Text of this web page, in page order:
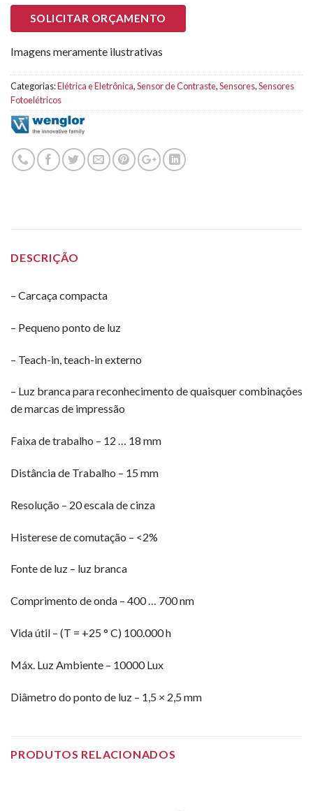
SOLICITAR ORÇAMENTO
Imagens meramente ilustrativas
Categorias:Elétrica e Eletrônica,Sensor de Contraste,Sensores,Sensores
Fotoelétricos
DESCRIÇÃO
– Carcaça compacta
– Pequeno ponto de luz
– Teach-in, teach-in externo
– Luz branca para reconhecimento de quaisquer combinações
de marcas de impressão
Faixa de trabalho – 12 … 18 mm
Distância de Trabalho – 15 mm
Resolução – 20 escala de cinza
Histerese de comutação – <2%
Fonte de luz – luz branca
Comprimento de onda – 400 … 700 nm
Vida útil – (T = +25 ° C) 100.000 h
Máx. Luz Ambiente – 10000 Lux
Diâmetro do ponto de luz – 1,5 × 2,5 mm
PRODUTOS RELACIONADOS